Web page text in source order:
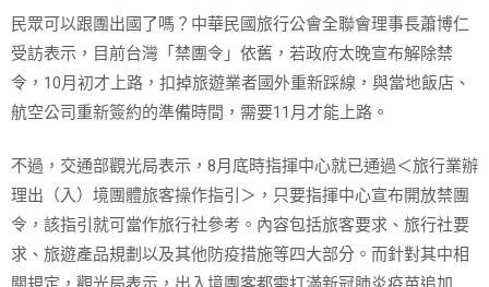
民眾可以跟團出國了嗎？中華民國旅行公會全聯會理事長蕭博仁
受訪表示，目前台灣「禁團令」依舊，若政府太晚宣布解除禁
令，10月初才上路，扣掉旅遊業者國外重新踩線，與當地飯店、
航空公司重新簽約的準備時間，需要11月才能上路。
不過，交通部觀光局表示，8月底時指揮中心就已通過＜旅行業辦
理出（入）境團體旅客操作指引＞，只要指揮中心宣布開放禁團
令，該指引就可當作旅行社參考。內容包括旅客要求、旅行社要
求、旅遊產品規劃以及其他防疫措施等四大部分。而針對其中相